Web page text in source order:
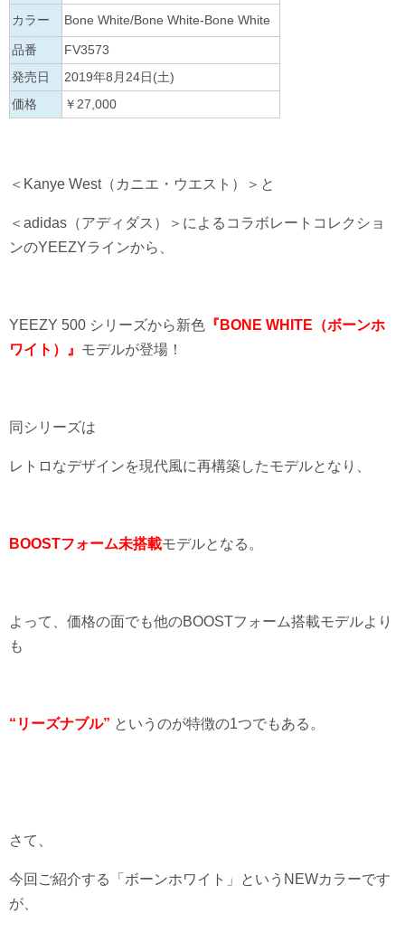
カラー Bone White/Bone White-Bone White
品番
FV3573
発売日
2019年8月24日(土)
価格
￥27,000
＜Kanye West（カニエ・ウエスト）＞と
＜adidas（アディダス）＞によるコラボレートコレクショ
ンのYEEZYラインから、
YEEZY 500 シリーズから新色 『BONE WHITE（ボーンホ
ワイト）』 モデルが登場！
同シリーズは
レトロなデザインを現代風に再構築したモデルとなり、
BOOSTフォーム未搭載モデルとなる。
よって、価格の面でも他のBOOSTフォーム搭載モデルより
も
“リーズナブル” というのが特徴の1つでもある。
さて、
今回ご紹介する「ボーンホワイト」というNEWカラーです
が、